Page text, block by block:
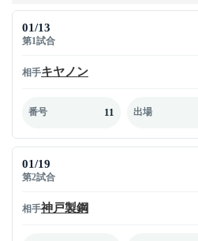
01/13
第1試合
相手キヤノン
番号 11 出場
01/19
第2試合
相手神戸製鋼